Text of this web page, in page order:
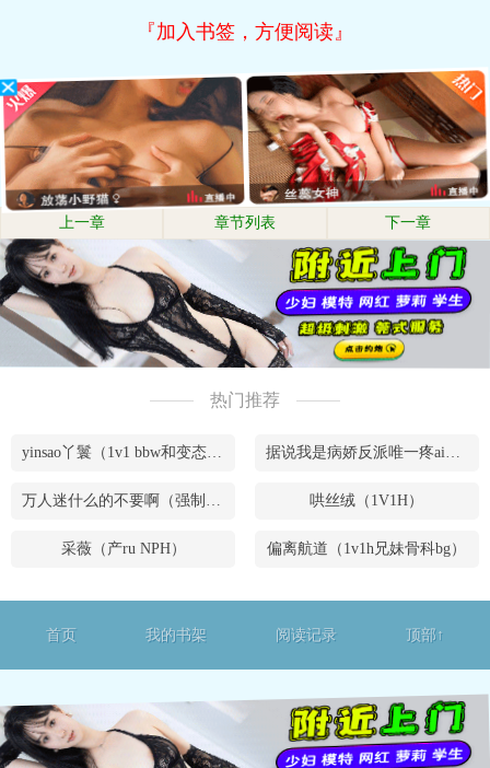
『加入书签，方便阅读』
上一章 章节列表 下一章
热门推荐
yinsao丫鬟（1v1 bbw和变态腹黑男） 据说我是病娇反派唯一疼ai的妹妹（兄妹骨）
万人迷什么的不要啊（强制NPH） 哄丝绒（1V1H）
采薇（产ru NPH） 偏离航道（1v1h兄妹骨科bg）
首页 我的书架 阅读记录 顶部↑